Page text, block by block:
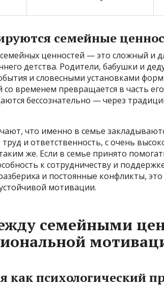
семейные
ценностей — это сложный и
детства. Родители, бабушки и
и словесными установками
со временем превращается в часть
бессознательно — через
что именно в семье
и ответственность, с очень
же. Если в семье принято
к сотрудничеству и
и постоянные конфликты,
мотивации.
семейными
как психологический